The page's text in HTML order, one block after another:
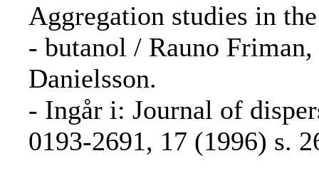
Aggregation studies in
- butanol / Rauno
Danielsson.
- Ingår i: Journal of
0193-2691, 17 (1996) s.